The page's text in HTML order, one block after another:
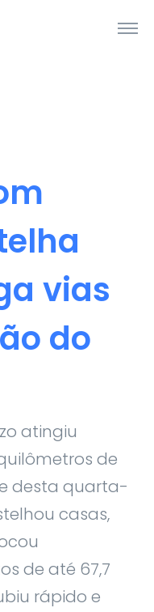
vias
do
atingiu
de
desta quarta-
casas,
de até 67,7
rápido e